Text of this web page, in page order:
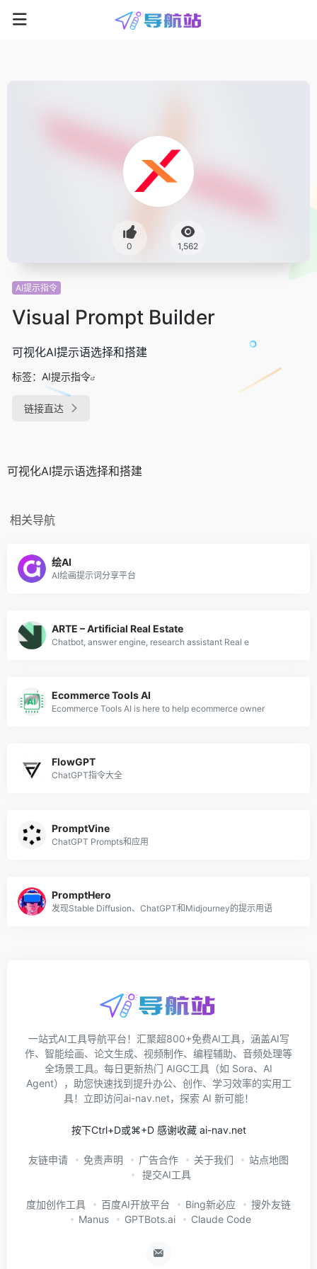
0 1,562
AI提示指令
Visual Prompt Builder
可视化AI提示语选择和搭建
标签： AI提示指令
链接直达
可视化AI提示语选择和搭建
相关导航
绘AI
AI绘画提示词分享平台
ARTE – Artificial Real Estate
Chatbot, answer engine, research assistant Real e
Ecommerce Tools AI
Ecommerce Tools AI is here to help ecommerce owner
FlowGPT
ChatGPT指令大全
PromptVine
ChatGPT Prompts和应用
PromptHero
发现Stable Diffusion、ChatGPT和Midjourney的提示用语
一站式AI工具导航平台！汇聚超800+免费AI工具，涵盖AI写
作、智能绘画、论文生成、视频制作、编程辅助、音频处理等
全场景工具。每日更新热门 AIGC工具（如 Sora、AI
Agent），助您快速找到提升办公、创作、学习效率的实用工
具！立即访问ai-nav.net，探索 AI 新可能！
按下Ctrl+D或⌘+D 感谢收藏 ai-nav.net
友链申请 免责声明 广告合作 关于我们
站点地图
提交AI工具
度加创作工具 百度AI开放平台 Bing新必应
搜外友链
Manus
GPTBots.ai Claude Code